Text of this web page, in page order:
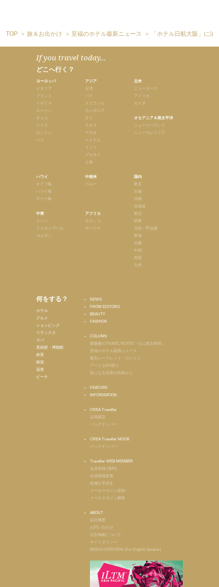
TOP 旅＆お出かけ 至福のホテル最新ニュース 「ホテル日航大阪」に
If you travel today...
どこへ行く？
ヨーロッパ
イタリア
フランス
イギリス
スペイン
チェコ
スイス
ロンドン
パリ
ハワイ
オアフ島
ハワイ島
マウイ島
中東
ドバイ
イスタンブール
ヨルダン
アジア
台湾
バリ
スリランカ
カンボジア
タイ
ラオス
マカオ
ベトナム
インド
ブルネイ
上海
中南米
ペルー
アフリカ
モロッコ
ボツワナ
北米
ニューヨーク
アメリカ
カナダ
オセアニア＆南太平洋
ニュージーランド
ニューカレドニア
国内
東京
京都
沖縄
北海道
東北
関東
北陸・甲信越
東海
近畿
中国
四国
九州
何をする？
ホテル
グルメ
ショッピング
リラックス
スパ
美術館・博物館
絶景
散策
温泉
ビーチ
NEWS
FROM EDITORS
BEAUTY
FASHION
COLUMN
齋藤薫のTRAVEL NOTES「心に残る時間」
至福のホテル最新ニュース
最旬シークレット・ロンドン
アートなNY便り
気になる世界の街角から
FEATURE
INFORMATION
CREA Traveller
定期購読
バックナンバー
CREA Traveller MOOK
バックナンバー
Traveller WEB MEMBER
会員登録 (無料)
会員情報変更
各種お手続き
メールマガジン登録
メールマガジン解除
ABOUT
会社概要
お問い合わせ
広告掲載について
サイトポリシー
MEIDA OVERVIEW (For English Speaker)